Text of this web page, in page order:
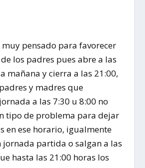
pensado para favorecer
los padres pues abre a las
mañana y cierra a las 21:00,
y madres que
a las 7:30 u 8:00 no
tipo de problema para dejar
en ese horario, igualmente
jornada partida o salgan a las
hasta las 21:00 horas los